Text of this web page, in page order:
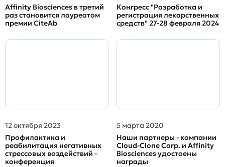
Affinity Biosciences в третий
раз становится лауреатом
премии CiteAb
Конгресс "Разработка и
регистрация лекарственных
средств" 27-28 февраля 2024
12 октября 2023
Профилактика и
реабилитация негативных
стрессовых воздействий -
конференция
5 марта 2020
Наши партнеры - компании
Cloud-Clone Corp. и Affinity
Biosciences удостоены
награды